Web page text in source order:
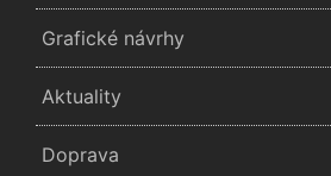
Grafické návrhy
Aktuality
Doprava